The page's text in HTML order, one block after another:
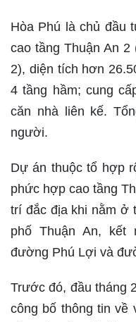
Hòa Phú là chủ đầu
cao tầng Thuận An
2), diện tích hơn
4 tầng hầm; cung
căn nhà liên kế.
người.
Dự án thuộc tổ hợp
phức hợp cao tầng
trí đắc địa khi nằm ở
phố Thuận An,
đường Phú Lợi và
Trước đó, đầu tháng
công bố thông tin về